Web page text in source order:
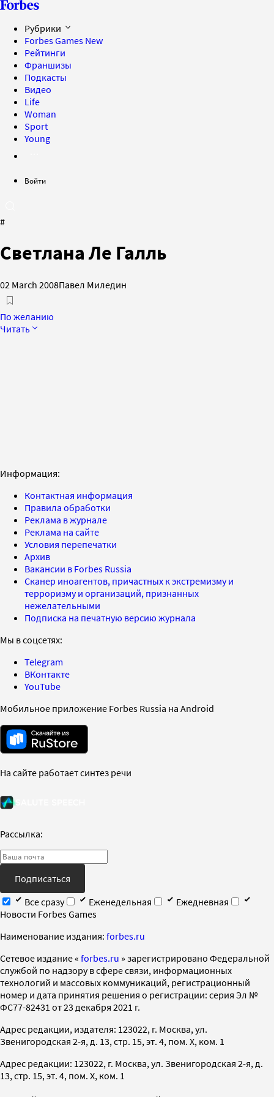
Рубрики
Forbes Games New
Рейтинги
Франшизы
Подкасты
Видео
Life
Woman
Sport
Young
Войти
#
Светлана Ле Галль
02 March 2008Павел Миледин
По желанию
Читать
Информация:
Контактная информация
Правила обработки
Реклама в журнале
Реклама на сайте
Условия перепечатки
Архив
Вакансии в Forbes Russia
Сканер иноагентов, причастных к экстремизму и
терроризму и организаций, признанных
нежелательными
Подписка на печатную версию журнала
Мы в соцсетях:
Telegram
ВКонтакте
YouTube
Мобильное приложение Forbes Russia на Android
На сайте работает синтез речи
Рассылка:
Подписаться
Все сразу
Еженедельная
Ежедневная
Новости Forbes Games
Наименование издания: forbes.ru
Cетевое издание « forbes.ru » зарегистрировано Федеральной
службой по надзору в сфере связи, информационных
технологий и массовых коммуникаций, регистрационный
номер и дата принятия решения о регистрации: серия Эл №
ФС77-82431 от 23 декабря 2021 г.
Адрес редакции, издателя: 123022, г. Москва, ул.
Звенигородская 2-я, д. 13, стр. 15, эт. 4, пом. X, ком. 1
Адрес редакции: 123022, г. Москва, ул. Звенигородская 2-я, д.
13, стр. 15, эт. 4, пом. X, ком. 1